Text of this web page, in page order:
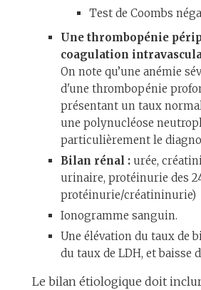
Test de Coombs
Une thrombopénie
coagulation
On note qu’une anémie
d'une thrombopénie
présentant un taux
une polynucléose
particulièrement le
Bilan rénal : urée,
urinaire, protéinurie des
protéinurie/créatininurie)
Ionogramme sanguin.
Une élévation du taux de
du taux de LDH, et baisse
Le bilan étiologique doit